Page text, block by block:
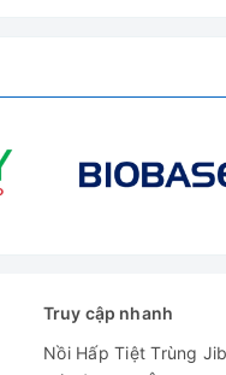
Truy cập nhanh
Nồi Hấp Tiệt Trùng